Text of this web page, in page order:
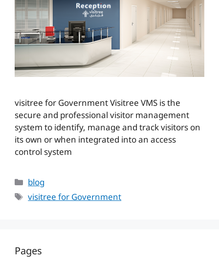
visitree for Government Visitree VMS is the
secure and professional visitor management
system to identify, manage and track visitors on
its own or when integrated into an access
control system
Categories
blog
Tags
visitree for Government
Pages